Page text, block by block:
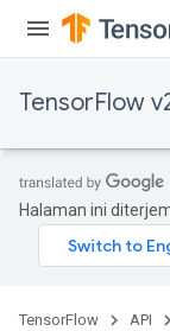
TensorFlow
Halaman ini
TensorFlow API